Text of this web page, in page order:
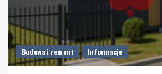
Budowa i remont Informacje